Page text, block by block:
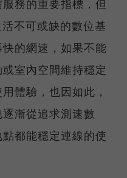
務的重要指標，但
不可或缺的數位基
的網速，如果不能
室內空間維持穩定
體驗，也因如此，
漸從追求測速數
都能穩定連線的使